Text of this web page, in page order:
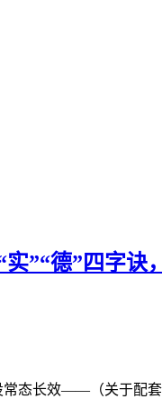
实”“德”四字
态长效——（关于配